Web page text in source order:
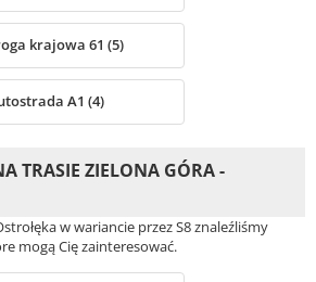
krajowa 61 (5)
A1 (4)
TRASIE ZIELONA GÓRA -
w wariancie przez S8 znaleźliśmy
mogą Cię zainteresować.